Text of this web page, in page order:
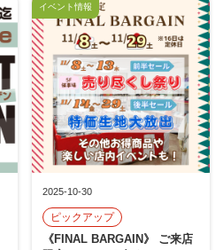
2025-10-30
ピックアップ
《FINAL BARGAIN》 ご来店
イベント情報